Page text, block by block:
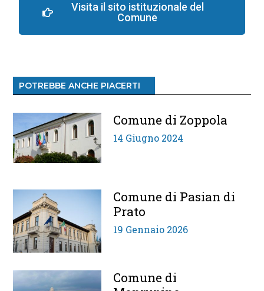
Visita il sito istituzionale del
Comune
POTREBBE ANCHE PIACERTI
Comune di Zoppola
14 Giugno 2024
Comune di Pasian di
Prato
19 Gennaio 2026
Comune di